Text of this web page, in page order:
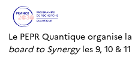
Le PEPR Quantique organise
board to Synergyles 9, 10 &